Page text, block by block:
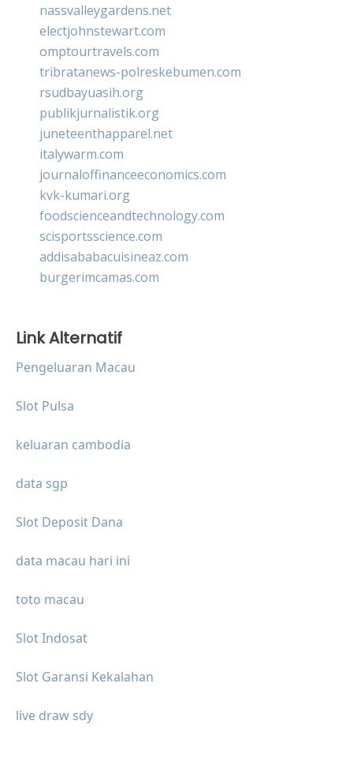
nassvalleygardens.net
electjohnstewart.com
omptourtravels.com
tribratanews-polreskebumen.com
rsudbayuasih.org
publikjurnalistik.org
juneteenthapparel.net
italywarm.com
journaloffinanceeconomics.com
kvk-kumari.org
foodscienceandtechnology.com
scisportsscience.com
addisababacuisineaz.com
burgerimcamas.com
Link Alternatif
Pengeluaran Macau
Slot Pulsa
keluaran cambodia
data sgp
Slot Deposit Dana
data macau hari ini
toto macau
Slot Indosat
Slot Garansi Kekalahan
live draw sdy